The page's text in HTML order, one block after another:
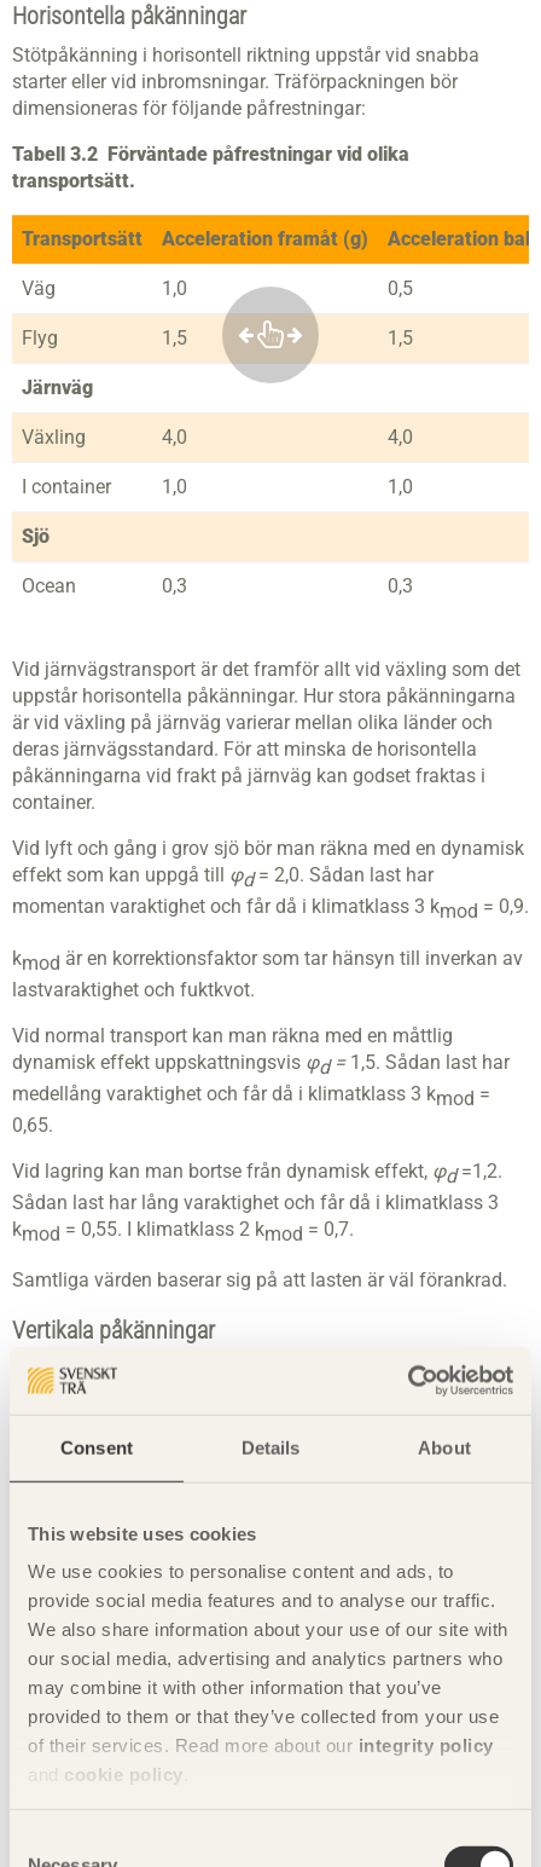
Consent Details About
This website uses cookies
We use cookies to personalise content and ads, to
provide social media features and to analyse our traffic.
We also share information about your use of our site with
our social media, advertising and analytics partners who
may combine it with other information that you’ve
provided to them or that they’ve collected from your use
of their services. Read more about our integrity policy
and cookie policy
Horisontella påkänningar
Stötpåkänning i horisontell riktning uppstår vid snabba
starter eller vid inbromsningar. Träförpackningen bör
dimensioneras för följande påfrestningar:
Tabell 3.2 Förväntade påfrestningar vid olika
transportsätt.
Transportsätt Acceleration framåt (g) Acceleration
Väg 1,0 0,5
Flyg 1,5 1,5
Järnväg
Växling 4,0 4,0
I container 1,0 1,0
Sjö
Ocean 0,3 0,3
Vid järnvägstransport är det framför allt vid växling som det
uppstår horisontella påkänningar. Hur stora påkänningarna
är vid växling på järnväg varierar mellan olika länder och
deras järnvägsstandard. För att minska de horisontella
påkänningarna vid frakt på järnväg kan godset fraktas i
container.
Vid lyft och gång i grov sjö bör man räkna med en dynamisk
effekt som kan uppgå till φd = 2,0. Sådan last har
momentan varaktighet och får då i klimatklass 3 kmod = 0,9.
kmod är en korrektionsfaktor som tar hänsyn till inverkan av
lastvaraktighet och fuktkvot.
Vid normal transport kan man räkna med en måttlig
dynamisk effekt uppskattningsvis φd=1,5. Sådan last har
medellång varaktighet och får då i klimatklass 3 kmod =
0,65.
Vid lagring kan man bortse från dynamisk effekt, φd =1,2.
Sådan last har lång varaktighet och får då i klimatklass 3
kmod = 0,55. I klimatklass 2 kmod = 0,7.
Samtliga värden baserar sig på att lasten är väl förankrad.
Vertikala påkänningar
En risk vid vertikal påkänning är att förpackningen tippar.
Tippning uppstår om tyngdpunkten ligger utanför
upphov till vertikala påkänningar. Lutningar i backar eller
doserade kurvor ger upphov till centrifugalkrafter som
som ska beaktas. Vertikala påkänningar kan uppkomma vid